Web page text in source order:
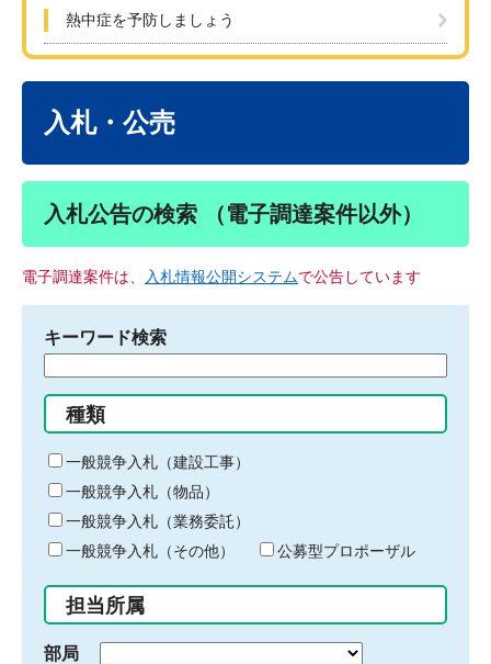
熱中症を予防しましょう
入札・公売
入札公告の検索 （電子調達案件以外）
電子調達案件は、 入札情報公開システムで公告しています
キーワード検索
る
キ
ー
ワ
ー
ド
入
力
種類
一般競争入札（建設工事）
一般競争入札（物品）
一般競争入札（業務委託）
一般競争入札（その他）
公募型プロポーザル
担当所属
部局